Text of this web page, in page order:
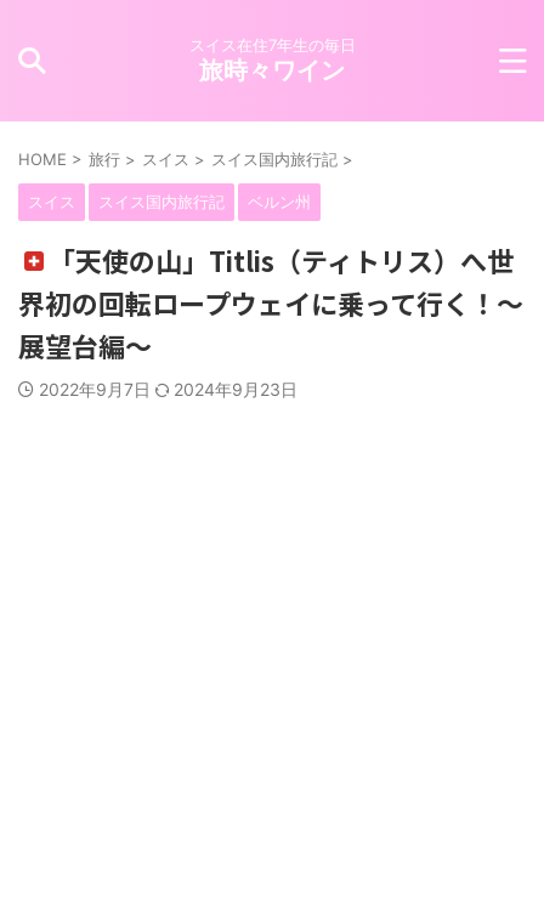
スイス在住7年生の毎日
旅時々ワイン
HOME > 旅行 > スイス > スイス国内旅行記 >
スイス スイス国内旅行記 ベルン州
「天使の山」Titlis（ティトリス）へ世
界初の回転ロープウェイに乗って行く！〜
展望台編〜
2022年9月7日 2024年9月23日